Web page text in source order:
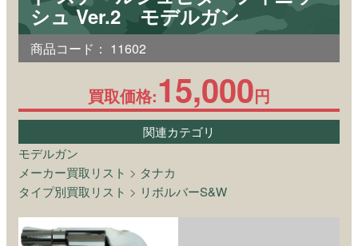
シュ Ver.2 モデルガン
商品コード： 11602
買取価格:15,000円
関連カテゴリ
モデルガン
メーカー買取リスト > タナカ
タイプ別買取リスト > リボルバーS&W